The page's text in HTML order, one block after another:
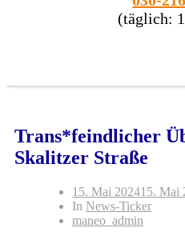
(täglich:
Trans*feindlicher
Skalitzer Straße
15. Mai 202415. Mai
In News-Ticker
maneo_admin